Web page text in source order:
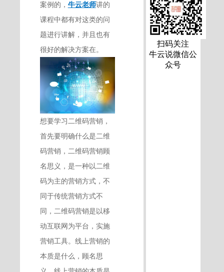
案例的， 牛云老师讲的
课程中都有对这类的问
题进行讲解，并且也有
很好的解决方案在。
想要学习二维码营销，
首先要明确什么是二维
码营销，二维码营销顾
名思义，是一种以二维
码为主的营销方式，不
同于传统营销方式不
同，二维码营销是以移
动互联网为平台，实施
营销工具。线上营销的
本质是什么，顾名思
扫码关注
牛云说微信公
众号